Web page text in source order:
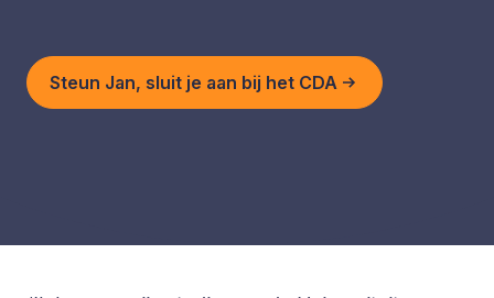
Steun Jan, sluit je aan bij het CDA